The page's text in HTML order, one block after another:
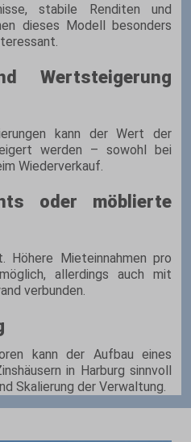
stabile Renditen und
dieses Modell besonders
Wertsteigerung
kann der Wert der
werden – sowohl bei
Wiederverkauf.
oder möblierte
Höhere Mieteinnahmen pro
allerdings auch mit
verbunden.
kann der Aufbau eines
in Harburg sinnvoll
Skalierung der Verwaltung.